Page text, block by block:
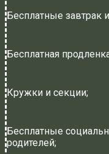
Бесплатные завтрак
Бесплатная
Кружки и секции;
Бесплатные
родителей;